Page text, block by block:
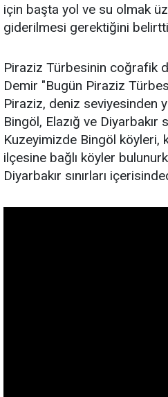
için başta yol ve su olmak
giderilmesi gerektiğini
Piraziz Türbesinin coğrafik
Demir "Bugün Piraziz
Piraziz, deniz seviyesinden
Bingöl, Elazığ ve Diyarbakır
Kuzeyimizde Bingöl köyleri,
ilçesine bağlı köyler
Diyarbakır sınırları